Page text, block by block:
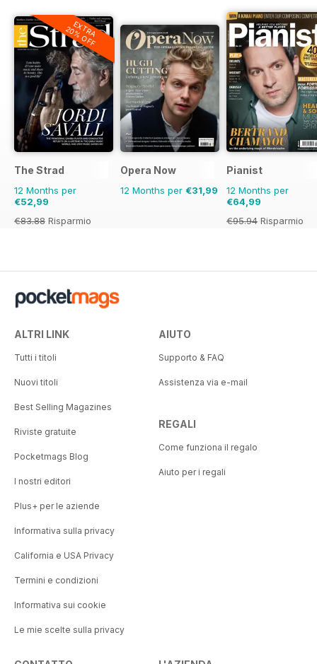
EXTRA
20% OFF
The Strad
12 Months per
€52,99
€83.88 Risparmio
Opera Now
12 Months per €31,99
Pianist
12 Months per
€64,99
€95.94 Risparmio
ALTRI LINK
Tutti i titoli
Nuovi titoli
Best Selling Magazines
Riviste gratuite
Pocketmags Blog
I nostri editori
Plus+ per le aziende
Informativa sulla privacy
California e USA Privacy
Termini e condizioni
Informativa sui cookie
Le mie scelte sulla privacy
AIUTO
Supporto & FAQ
Assistenza via e-mail
REGALI
Come funziona il regalo
Aiuto per i regali